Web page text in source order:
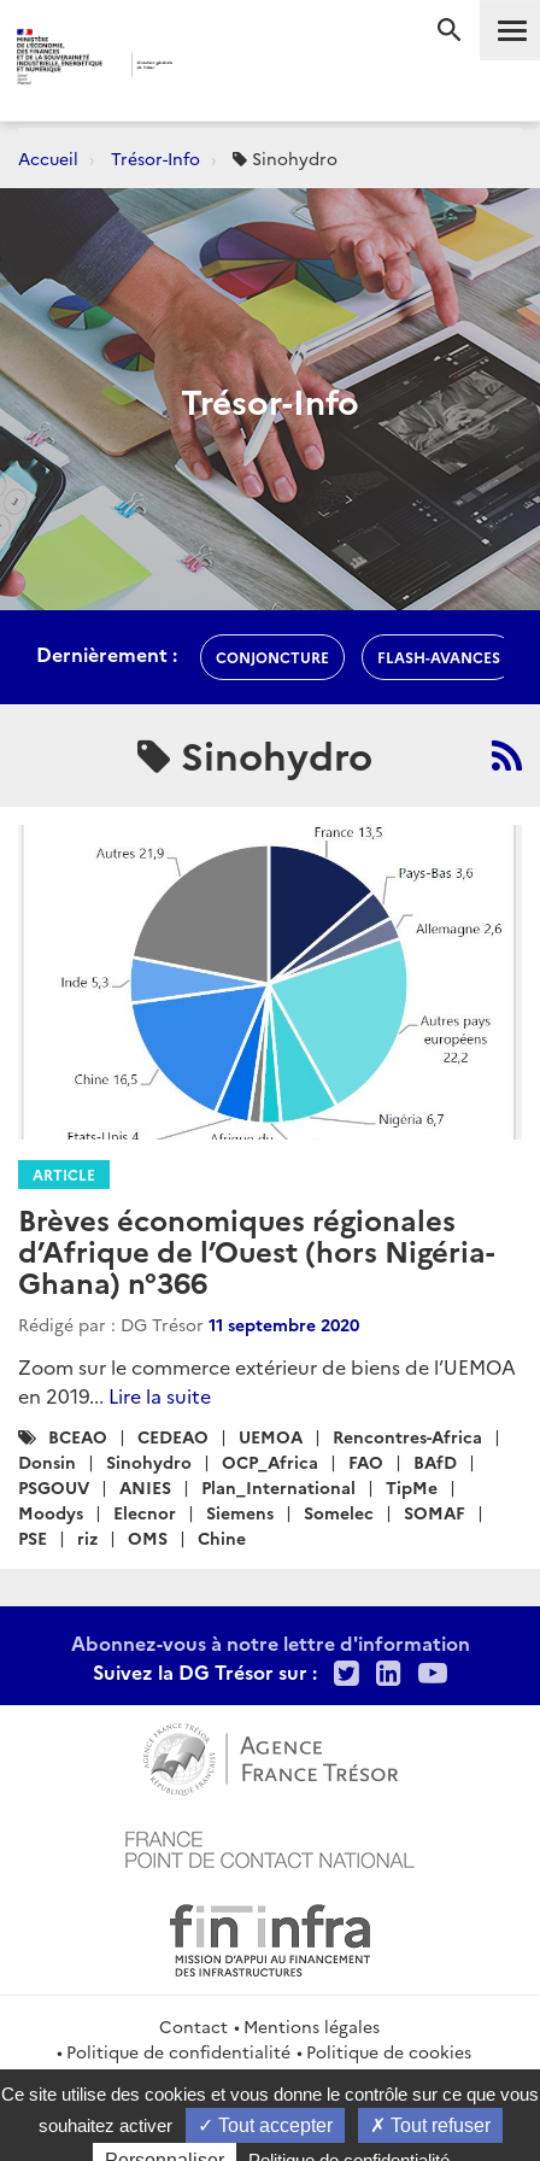
Accueil Trésor-Info Sinohydro
Trésor-Info
Dernièrement : CONJONCTURE FLASH-AVANCES
Sinohydro
ARTICLE
Brèves économiques régionales
d’Afrique de l’Ouest (hors Nigéria-
Ghana) n°366
Rédigé par : DG Trésor 11 septembre 2020
Zoom sur le commerce extérieur de biens de l’UEMOA
en 2019... Lire la suite
Catégories
:
BCEAO CEDEAO UEMOA
Rencontres-Africa
Donsin
Sinohydro OCP_Africa FAO
BAfD
PSGOUV
ANIES Plan_International
TipMe
Moodys
Elecnor Siemens Somelec
SOMAF
PSE
riz OMS Chine
Abonnez-vous à notre lettre d'information
Suivez la DG Trésor sur :
TwitterLinkedIn
Contact
Mentions légales
Politique de confidentialité
Politique de cookies
Gestion des cookies
Flux RSS
service-public.gouv.fr
legifrance.gouv.fr
info.gouv.fr
data.gouv.fr
Ce site utilise des cookies et vous donne le contrôle sur ce que vous
souhaitez activer
Tout accepter
Tout refuser